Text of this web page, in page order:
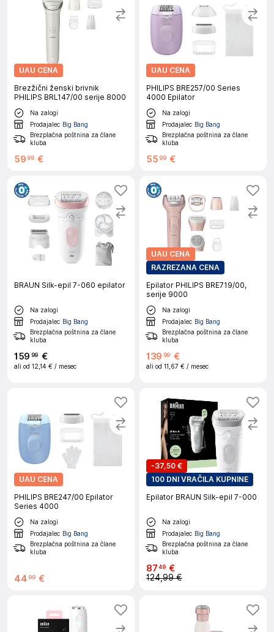
UAU CENA
Brezžični ženski brivnik
PHILIPS BRL147/00 serije 8000
Na zalogi
Prodajalec Big Bang
Brezplačna poštnina za člane
kluba
59 99 €
UAU CENA
PHILIPS BRE257/00 Series
4000 Epilator
Na zalogi
Prodajalec Big Bang
Brezplačna poštnina za člane
kluba
55 99 €
BRAUN Silk-epil 7-060 epilator
Na zalogi
Prodajalec Big Bang
Brezplačna poštnina za člane
kluba
159 99 €
ali od 12,14 € / mesec
UAU CENA
RAZREZANA CENA
Epilator PHILIPS BRE719/00,
serije 9000
Na zalogi
Prodajalec Big Bang
Brezplačna poštnina za člane
kluba
139 99 €
ali od 11,67 € / mesec
UAU CENA
PHILIPS BRE247/00 Epilator
Series 4000
Na zalogi
Prodajalec Big Bang
Brezplačna poštnina za člane
kluba
44 99 €
-37,50 €
100 DNI VRAČILA KUPNINE
Epilator BRAUN Silk-epil 7-000
Na zalogi
Prodajalec Big Bang
Brezplačna poštnina za člane
kluba
8749 €
124,99 €